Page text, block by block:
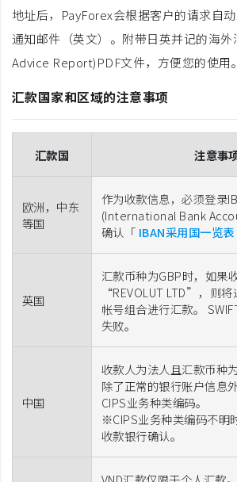
地址后，PayForex会根据客户的请求自
通知邮件（英文）。附带日英并记的海外
Advice Report)PDF文件，方便您的使用。
汇款国家和区域的注意事项
汇款国 注意事
欧洲，中东
等国
作为收款信息，必须登录
(International Bank
确认「 IBAN采用国一览表
英国
汇款币种为GBP时，如果
“REVOLUT LTD”，则
帐号组合进行汇款。
失败。
中国
收款人为法人且汇款币种
除了正常的银行账户信息
CIPS业务种类编码。
※CIPS业务种类编码不明
收款银行确认。